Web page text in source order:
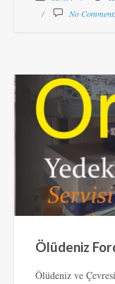
No
Ölüdeniz
Ölüdeniz ve